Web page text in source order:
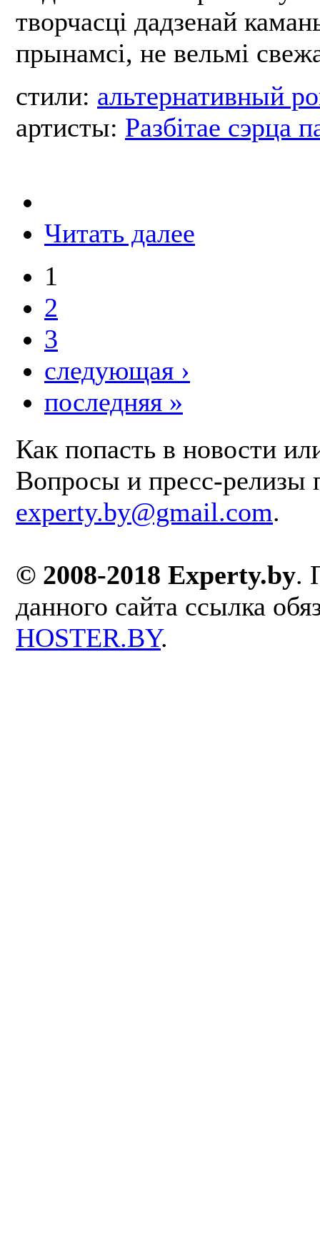
творчасці дадзенай
прынамсі, не вельмі
стили: альтернативный
артисты: Разбітае сэрца
Читать далее
1
2
3
следующая ›
последняя »
Как попасть в новости
Вопросы и пресс-релизы
experty.by@gmail.com.
© 2008-2018 Experty.by.
данного сайта ссылка
HOSTER.BY.